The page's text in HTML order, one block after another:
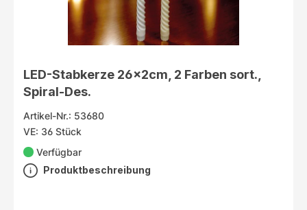
LED-Stabkerze 26x2cm, 2 Farben sort.,
Spiral-Des.
Artikel-Nr.: 53680
VE: 36 Stück
Verfügbar
Produktbeschreibung